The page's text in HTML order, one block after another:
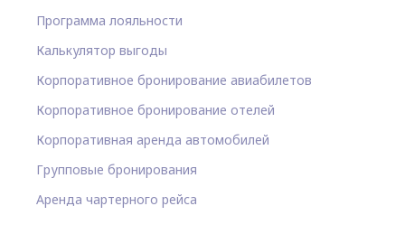
Программа лояльности
Калькулятор выгоды
Корпоративное бронирование авиабилетов
Корпоративное бронирование отелей
Корпоративная аренда автомобилей
Групповые бронирования
Аренда чартерного рейса